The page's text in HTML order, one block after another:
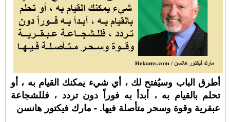
أطرق الباب وسيُفتح لك ، أي شيء يمكنك القيام به ، أو
تحلم بالقيام به ، أبدأ به فوراً دون تردد ، فللشجاعة
عبقرية وقوة وسحر متأصلة فيها. - مارك فيكتور هانسن